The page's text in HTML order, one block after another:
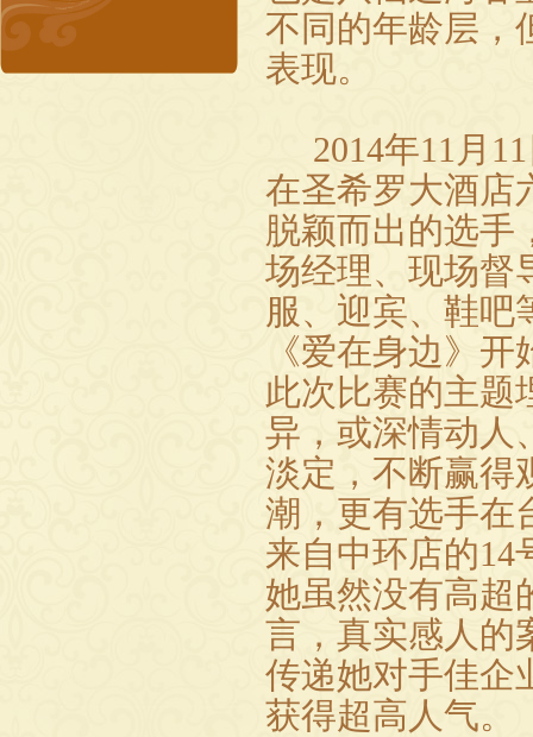
不同的年龄层，
表现。
2014年11月 11
在圣希罗大酒店
脱颖而出的选手
场经理、现场督
服、迎宾、鞋吧
《爱在身边》
此次比赛的主题
异，或深情动人
淡定，不断赢得
潮，更有选手在
来自中环店的14
她虽然没有高超
言，真实感人的
传递她对手佳企
获得超高人气。